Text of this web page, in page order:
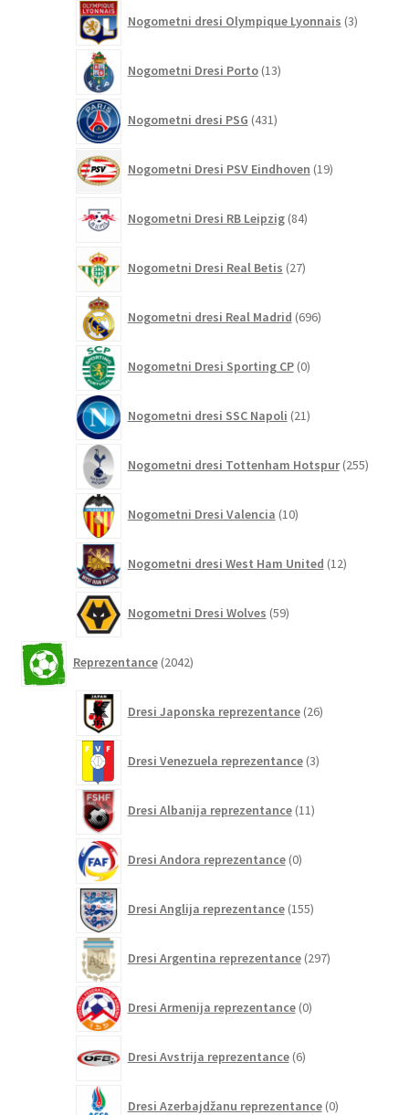
Nogometni dresi Olympique Lyonnais 3izdelki
Nogometni Dresi Porto 13izdelkov
Nogometni dresi PSG 431izdelkov
Nogometni Dresi PSV Eindhoven 19izdelkov
Nogometni Dresi RB Leipzig 84izdelkov
Nogometni Dresi Real Betis 27izdelkov
Nogometni dresi Real Madrid 696izdelkov
Nogometni Dresi Sporting CP 0izdelkov
Nogometni dresi SSC Napoli 21izdelkov
Nogometni dresi Tottenham Hotspur 255
Nogometni Dresi Valencia 10izdelkov
Nogometni dresi West Ham United 12izdelkov
Nogometni Dresi Wolves 59izdelkov
Reprezentance 2042izdelkov
Dresi Japonska reprezentance 26izdelkov
Dresi Venezuela reprezentance 3izdelki
Dresi Albanija reprezentance 11izdelkov
Dresi Andora reprezentance 0izdelkov
Dresi Anglija reprezentance 155izdelkov
Dresi Argentina reprezentance 297izdelkov
Dresi Armenija reprezentance 0izdelkov
Dresi Avstrija reprezentance 6izdelkov
Dresi Azerbajdžanu reprezentance 0